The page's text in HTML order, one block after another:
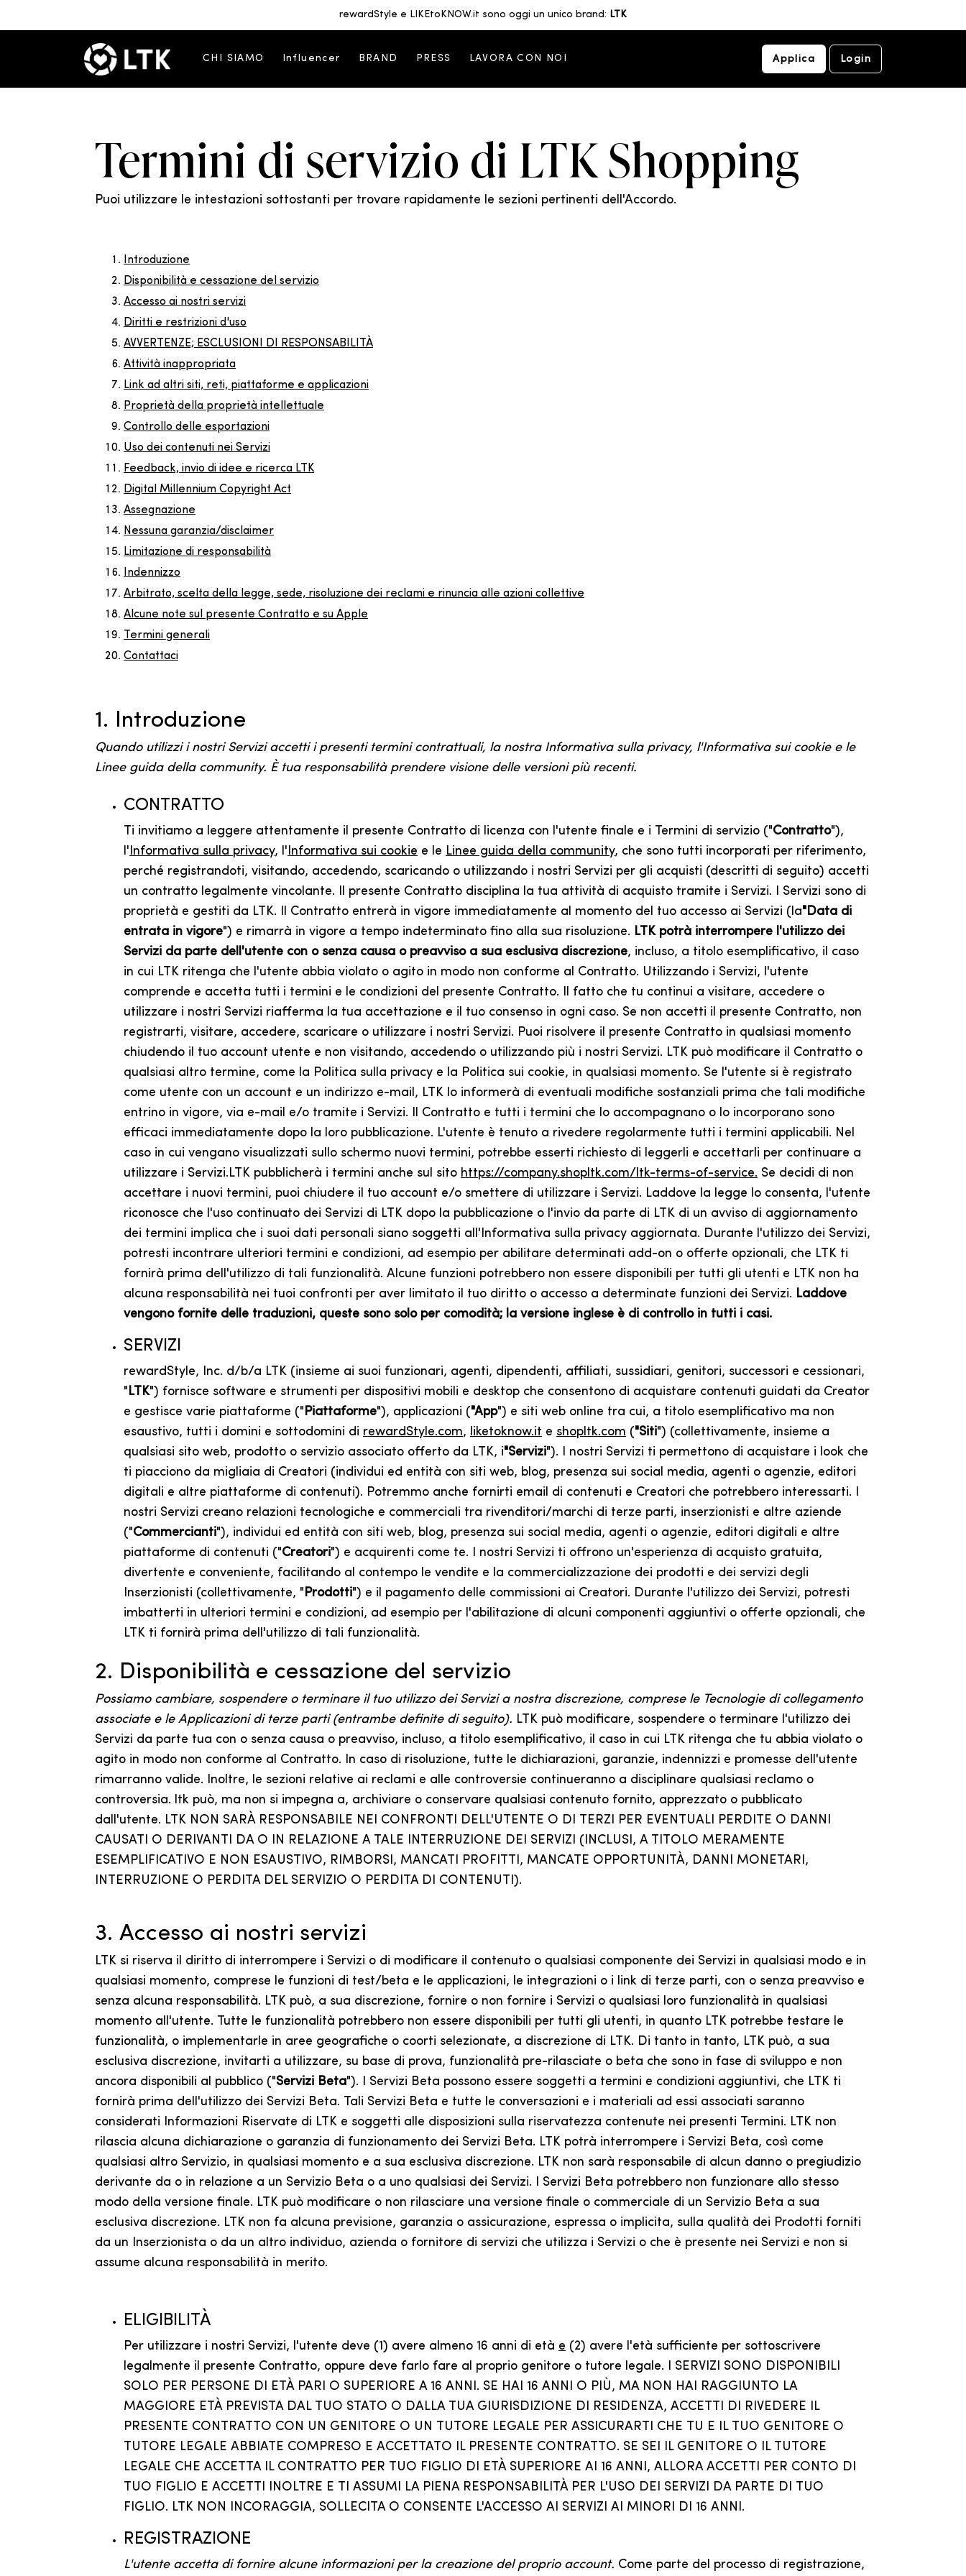
rewardStyle e LIKEtoKNOW.it sono oggi un unico brand: LTK
CHI SIAMO Influencer BRAND PRESS LAVORA CON NOI Applica Login
Termini di servizio di LTK Shopping
Puoi utilizzare le intestazioni sottostanti per trovare rapidamente le sezioni pertinenti dell'Accordo.
Introduzione
Disponibilità e cessazione del servizio
Accesso ai nostri servizi
Diritti e restrizioni d'uso
AVVERTENZE; ESCLUSIONI DI RESPONSABILITÀ
Attività inappropriata
Link ad altri siti, reti, piattaforme e applicazioni
Proprietà della proprietà intellettuale
Controllo delle esportazioni
Uso dei contenuti nei Servizi
Feedback, invio di idee e ricerca LTK
Digital Millennium Copyright Act
Assegnazione
Nessuna garanzia/disclaimer
Limitazione di responsabilità
Indennizzo
Arbitrato, scelta della legge, sede, risoluzione dei reclami e rinuncia alle azioni collettive
Alcune note sul presente Contratto e su Apple
Termini generali
Contattaci
1. Introduzione
Quando utilizzi i nostri Servizi accetti i presenti termini contrattuali, la nostra Informativa sulla privacy, l'Informativa sui cookie e le
Linee guida della community. È tua responsabilità prendere visione delle versioni più recenti.
CONTRATTO
Ti invitiamo a leggere attentamente il presente Contratto di licenza con l'utente finale e i Termini di servizio ("Contratto"),
l'Informativa sulla privacy, l'Informativa sui cookie e le Linee guida della community, che sono tutti incorporati per riferimento,
perché registrandoti, visitando, accedendo, scaricando o utilizzando i nostri Servizi per gli acquisti (descritti di seguito) accetti
un contratto legalmente vincolante. Il presente Contratto disciplina la tua attività di acquisto tramite i Servizi. I Servizi sono di
proprietà e gestiti da LTK. Il Contratto entrerà in vigore immediatamente al momento del tuo accesso ai Servizi (la"Data di
entrata in vigore") e rimarrà in vigore a tempo indeterminato fino alla sua risoluzione. LTK potrà interrompere l'utilizzo dei
Servizi da parte dell'utente con o senza causa o preavviso a sua esclusiva discrezione, incluso, a titolo esemplificativo, il caso
in cui LTK ritenga che l'utente abbia violato o agito in modo non conforme al Contratto. Utilizzando i Servizi, l'utente
comprende e accetta tutti i termini e le condizioni del presente Contratto. Il fatto che tu continui a visitare, accedere o
utilizzare i nostri Servizi riafferma la tua accettazione e il tuo consenso in ogni caso. Se non accetti il presente Contratto, non
registrarti, visitare, accedere, scaricare o utilizzare i nostri Servizi. Puoi risolvere il presente Contratto in qualsiasi momento
chiudendo il tuo account utente e non visitando, accedendo o utilizzando più i nostri Servizi. LTK può modificare il Contratto o
qualsiasi altro termine, come la Politica sulla privacy e la Politica sui cookie, in qualsiasi momento. Se l'utente si è registrato
come utente con un account e un indirizzo e-mail, LTK lo informerà di eventuali modifiche sostanziali prima che tali modifiche
entrino in vigore, via e-mail e/o tramite i Servizi. Il Contratto e tutti i termini che lo accompagnano o lo incorporano sono
efficaci immediatamente dopo la loro pubblicazione. L'utente è tenuto a rivedere regolarmente tutti i termini applicabili. Nel
caso in cui vengano visualizzati sullo schermo nuovi termini, potrebbe esserti richiesto di leggerli e accettarli per continuare a
utilizzare i Servizi.LTK pubblicherà i termini anche sul sito https://company.shopltk.com/ltk-terms-of-service. Se decidi di non
accettare i nuovi termini, puoi chiudere il tuo account e/o smettere di utilizzare i Servizi. Laddove la legge lo consenta, l'utente
riconosce che l'uso continuato dei Servizi di LTK dopo la pubblicazione o l'invio da parte di LTK di un avviso di aggiornamento
dei termini implica che i suoi dati personali siano soggetti all'Informativa sulla privacy aggiornata. Durante l'utilizzo dei Servizi,
potresti incontrare ulteriori termini e condizioni, ad esempio per abilitare determinati add-on o offerte opzionali, che LTK ti
fornirà prima dell'utilizzo di tali funzionalità. Alcune funzioni potrebbero non essere disponibili per tutti gli utenti e LTK non ha
alcuna responsabilità nei tuoi confronti per aver limitato il tuo diritto o accesso a determinate funzioni dei Servizi. Laddove
vengono fornite delle traduzioni, queste sono solo per comodità; la versione inglese è di controllo in tutti i casi.
SERVIZI
rewardStyle, Inc. d/b/a LTK (insieme ai suoi funzionari, agenti, dipendenti, affiliati, sussidiari, genitori, successori e cessionari,
"LTK") fornisce software e strumenti per dispositivi mobili e desktop che consentono di acquistare contenuti guidati da Creator
e gestisce varie piattaforme ("Piattaforme"), applicazioni ("App") e siti web online tra cui, a titolo esemplificativo ma non
esaustivo, tutti i domini e sottodomini di rewardStyle.com, liketoknow.it e shopltk.com ("Siti") (collettivamente, insieme a
qualsiasi sito web, prodotto o servizio associato offerto da LTK, i"Servizi"). I nostri Servizi ti permettono di acquistare i look che
ti piacciono da migliaia di Creatori (individui ed entità con siti web, blog, presenza sui social media, agenti o agenzie, editori
digitali e altre piattaforme di contenuti). Potremmo anche fornirti email di contenuti e Creatori che potrebbero interessarti. I
nostri Servizi creano relazioni tecnologiche e commerciali tra rivenditori/marchi di terze parti, inserzionisti e altre aziende
("Commercianti"), individui ed entità con siti web, blog, presenza sui social media, agenti o agenzie, editori digitali e altre
piattaforme di contenuti ("Creatori") e acquirenti come te. I nostri Servizi ti offrono un'esperienza di acquisto gratuita,
divertente e conveniente, facilitando al contempo le vendite e la commercializzazione dei prodotti e dei servizi degli
Inserzionisti (collettivamente, "Prodotti") e il pagamento delle commissioni ai Creatori. Durante l'utilizzo dei Servizi, potresti
imbatterti in ulteriori termini e condizioni, ad esempio per l'abilitazione di alcuni componenti aggiuntivi o offerte opzionali, che
LTK ti fornirà prima dell'utilizzo di tali funzionalità.
2. Disponibilità e cessazione del servizio
Possiamo cambiare, sospendere o terminare il tuo utilizzo dei Servizi a nostra discrezione, comprese le Tecnologie di collegamento
associate e le Applicazioni di terze parti (entrambe definite di seguito). LTK può modificare, sospendere o terminare l'utilizzo dei
Servizi da parte tua con o senza causa o preavviso, incluso, a titolo esemplificativo, il caso in cui LTK ritenga che tu abbia violato o
agito in modo non conforme al Contratto. In caso di risoluzione, tutte le dichiarazioni, garanzie, indennizzi e promesse dell'utente
rimarranno valide. Inoltre, le sezioni relative ai reclami e alle controversie continueranno a disciplinare qualsiasi reclamo o
controversia. ltk può, ma non si impegna a, archiviare o conservare qualsiasi contenuto fornito, apprezzato o pubblicato
dall'utente. LTK NON SARÀ RESPONSABILE NEI CONFRONTI DELL'UTENTE O DI TERZI PER EVENTUALI PERDITE O DANNI
CAUSATI O DERIVANTI DA O IN RELAZIONE A TALE INTERRUZIONE DEI SERVIZI (INCLUSI, A TITOLO MERAMENTE
ESEMPLIFICATIVO E NON ESAUSTIVO, RIMBORSI, MANCATI PROFITTI, MANCATE OPPORTUNITÀ, DANNI MONETARI,
INTERRUZIONE O PERDITA DEL SERVIZIO O PERDITA DI CONTENUTI).
3. Accesso ai nostri servizi
LTK si riserva il diritto di interrompere i Servizi o di modificare il contenuto o qualsiasi componente dei Servizi in qualsiasi modo e in
qualsiasi momento, comprese le funzioni di test/beta e le applicazioni, le integrazioni o i link di terze parti, con o senza preavviso e
senza alcuna responsabilità. LTK può, a sua discrezione, fornire o non fornire i Servizi o qualsiasi loro funzionalità in qualsiasi
momento all'utente. Tutte le funzionalità potrebbero non essere disponibili per tutti gli utenti, in quanto LTK potrebbe testare le
funzionalità, o implementarle in aree geografiche o coorti selezionate, a discrezione di LTK. Di tanto in tanto, LTK può, a sua
esclusiva discrezione, invitarti a utilizzare, su base di prova, funzionalità pre-rilasciate o beta che sono in fase di sviluppo e non
ancora disponibili al pubblico ("Servizi Beta"). I Servizi Beta possono essere soggetti a termini e condizioni aggiuntivi, che LTK ti
fornirà prima dell'utilizzo dei Servizi Beta. Tali Servizi Beta e tutte le conversazioni e i materiali ad essi associati saranno
considerati Informazioni Riservate di LTK e soggetti alle disposizioni sulla riservatezza contenute nei presenti Termini. LTK non
rilascia alcuna dichiarazione o garanzia di funzionamento dei Servizi Beta. LTK potrà interrompere i Servizi Beta, così come
qualsiasi altro Servizio, in qualsiasi momento e a sua esclusiva discrezione. LTK non sarà responsabile di alcun danno o pregiudizio
derivante da o in relazione a un Servizio Beta o a uno qualsiasi dei Servizi. I Servizi Beta potrebbero non funzionare allo stesso
modo della versione finale. LTK può modificare o non rilasciare una versione finale o commerciale di un Servizio Beta a sua
esclusiva discrezione. LTK non fa alcuna previsione, garanzia o assicurazione, espressa o implicita, sulla qualità dei Prodotti forniti
da un Inserzionista o da un altro individuo, azienda o fornitore di servizi che utilizza i Servizi o che è presente nei Servizi e non si
assume alcuna responsabilità in merito.
ELIGIBILITÀ
Per utilizzare i nostri Servizi, l'utente deve (1) avere almeno 16 anni di età e (2) avere l'età sufficiente per sottoscrivere
legalmente il presente Contratto, oppure deve farlo fare al proprio genitore o tutore legale. I SERVIZI SONO DISPONIBILI
SOLO PER PERSONE DI ETÀ PARI O SUPERIORE A 16 ANNI. SE HAI 16 ANNI O PIÙ, MA NON HAI RAGGIUNTO LA
MAGGIORE ETÀ PREVISTA DAL TUO STATO O DALLA TUA GIURISDIZIONE DI RESIDENZA, ACCETTI DI RIVEDERE IL
PRESENTE CONTRATTO CON UN GENITORE O UN TUTORE LEGALE PER ASSICURARTI CHE TU E IL TUO GENITORE O
TUTORE LEGALE ABBIATE COMPRESO E ACCETTATO IL PRESENTE CONTRATTO. SE SEI IL GENITORE O IL TUTORE
LEGALE CHE ACCETTA IL CONTRATTO PER TUO FIGLIO DI ETÀ SUPERIORE AI 16 ANNI, ALLORA ACCETTI PER CONTO DI
TUO FIGLIO E ACCETTI INOLTRE E TI ASSUMI LA PIENA RESPONSABILITÀ PER L'USO DEI SERVIZI DA PARTE DI TUO
FIGLIO. LTK NON INCORAGGIA, SOLLECITA O CONSENTE L'ACCESSO AI SERVIZI AI MINORI DI 16 ANNI.
REGISTRAZIONE
L'utente accetta di fornire alcune informazioni per la creazione del proprio account. Come parte del processo di registrazione,